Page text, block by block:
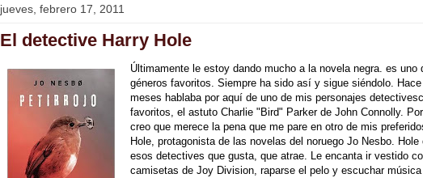
jueves, febrero 17, 2011
El detective Harry Hole
Últimamente le estoy dando mucho a la novela negra. es uno
géneros favoritos. Siempre ha sido así y sigue siéndolo. Hace
meses hablaba por aquí de uno de mis personajes
favoritos, el astuto Charlie "Bird" Parker de John Connolly.
creo que merece la pena que me pare en otro de mis
Hole, protagonista de las novelas del noruego Jo Nesbo. Hole
esos detectives que gusta, que atrae. Le encanta ir vestido
camisetas de Joy Division, raparse el pelo y escuchar